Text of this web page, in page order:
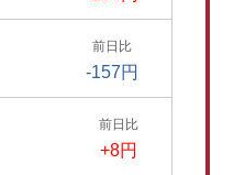
前日比
-157円
前日比
+8円